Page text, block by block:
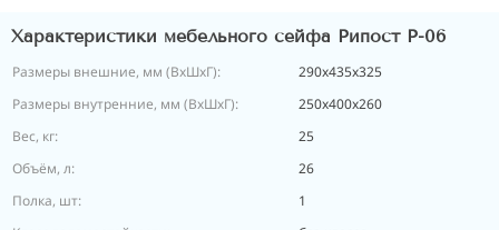
Характеристики мебельного сейфа Рипост Р-06
Размеры внешние, мм (ВхШхГ):
290х435х325
Размеры внутренние, мм (ВхШхГ):
250х400х260
Вес, кг:
25
Объём, л:
26
Полка, шт:
1